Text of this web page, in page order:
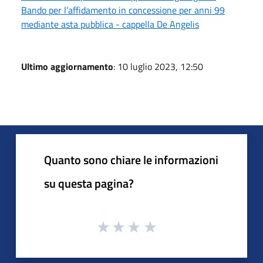
Bando per l’affidamento in concessione per anni 99
mediante asta pubblica - cappella De Angelis
Ultimo aggiornamento: 10 luglio 2023, 12:50
Quanto sono chiare le informazioni
su questa pagina?